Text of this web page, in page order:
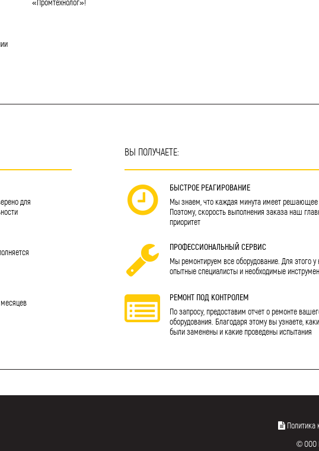
«Промтехнолог»!
для
месяцев
ВЫ ПОЛУЧАЕТЕ:
БЫСТРОЕ РЕАГИРОВАНИЕ
Мы знаем, что каждая минута имеет решающее
Поэтому, скорость выполнения заказа наш
приоритет
ПРОФЕССИОНАЛЬНЫЙ СЕРВИС
Мы ремонтируем все оборудование. Для этого у
опытные специалисты и необходимые
РЕМОНТ ПОД КОНТРОЛЕМ
По запросу, предоставим отчет о ремонте
оборудования. Благодаря этому вы узнаете,
были заменены и какие проведены испытания
Политика
© ООО